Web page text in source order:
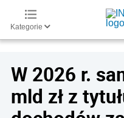
Kategorie
W 2026 r.
mld zł z